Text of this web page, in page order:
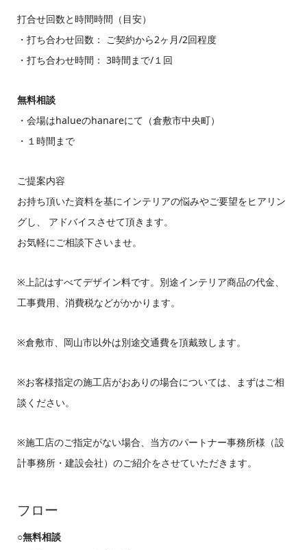
打合せ回数と時間時間（目安）
・打ち合わせ回数： ご契約から2ヶ月/2回程度
・打ち合わせ時間： 3時間まで/１回
無料相談
・会場はhalueのhanareにて（倉敷市中央町）
・１時間まで
ご提案内容
お持ち頂いた資料を基にインテリアの悩みやご要望をヒアリン
グし、 アドバイスさせて頂きます。
お気軽にご相談下さいませ。
※上記はすべてデザイン料です。別途インテリア商品の代金、
工事費用、消費税などがかかります。
※倉敷市、岡山市以外は別途交通費を頂戴致します。
※お客様指定の施工店がおありの場合については、まずはご相
談ください。
※施工店のご指定がない場合、当方のパートナー事務所様（設
計事務所・建設会社）のご紹介をさせていただきます。
フロー
○無料相談